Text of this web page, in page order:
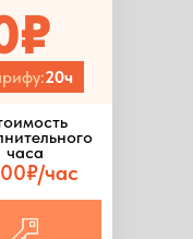
20ч
часа
час